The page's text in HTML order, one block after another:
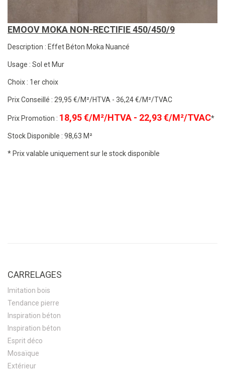
CARRELAGES
Imitation bois
Tendance pierre
Inspiration béton
Inspiration béton
Esprit déco
Mosaïque
Extérieur
EMOOV MOKA NON-RECTIFIE 450/450/9
Description : Effet Béton Moka Nuancé
Usage : Sol et Mur
Choix : 1er choix
Prix Conseillé : 29,95 €/M²/HTVA - 36,24 €/M²/TVAC
Prix Promotion : 18,95 €/M²/HTVA - 22,93 €/M²/TVAC*
Stock Disponible : 98,63 M²
* Prix valable uniquement sur le stock disponible